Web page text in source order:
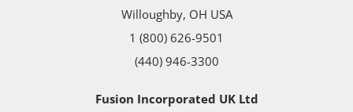
Willoughby, OH USA
1 (800) 626-9501
(440) 946-3300
Fusion Incorporated UK Ltd